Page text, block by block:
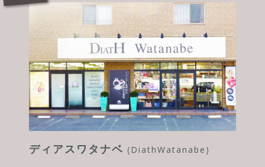
ディアスワタナベ (DiathWatanabe)